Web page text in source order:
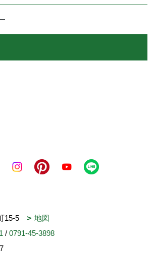
15-5
地図
/ 0791-45-3898